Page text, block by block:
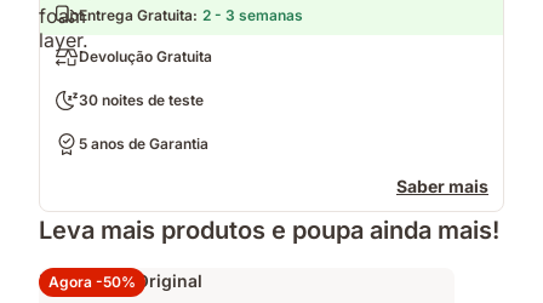
Entrega Gratuita: 2 - 3 semanas
Devolução Gratuita
30 noites de teste
5 anos de Garantia
Saber mais
Leva mais produtos e poupa ainda mais!
Agora -50%
Pack Cama Original